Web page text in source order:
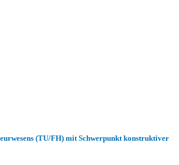
(TU/FH) mit Schwerpunkt konstruktiver